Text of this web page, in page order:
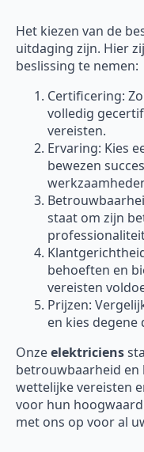
Het kiezen van de
uitdaging zijn. Hier
beslissing te nemen:
Certificering:
volledig
vereisten.
Ervaring: Kies
bewezen
staat om zijn
behoeften en
vereisten
Prijzen:
en kies
Onzeelektriciens
betrouwbaarheid en
wettelijke vereisten
voor hun
met ons op voor al